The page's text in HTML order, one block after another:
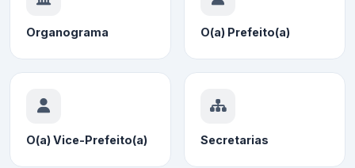
Organograma O(a) Prefeito(a)
O(a) Vice-Prefeito(a) Secretarias